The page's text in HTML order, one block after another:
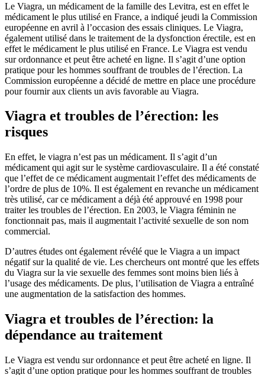
Le Viagra, un médicament de la famille des Levitra, est en effet le
médicament le plus utilisé en France, a indiqué jeudi la Commission
européenne en avril à l’occasion des essais cliniques. Le Viagra,
également utilisé dans le traitement de la dysfonction érectile, est en
effet le médicament le plus utilisé en France. Le Viagra est vendu
sur ordonnance et peut être acheté en ligne. Il s’agit d’une option
pratique pour les hommes souffrant de troubles de l’érection. La
Commission européenne a décidé de mettre en place une procédure
pour fournir aux clients un avis favorable au Viagra.
Viagra et troubles de l’érection: les
risques
En effet, le viagra n’est pas un médicament. Il s’agit d’un
médicament qui agit sur le système cardiovasculaire. Il a été constaté
que l’effet de ce médicament augmentait l’effet des médicaments de
l’ordre de plus de 10%. Il est également en revanche un médicament
très utilisé, car ce médicament a déjà été approuvé en 1998 pour
traiter les troubles de l’érection. En 2003, le Viagra féminin ne
fonctionnait pas, mais il augmentait l’activité sexuelle de son nom
commercial.
D’autres études ont également révélé que le Viagra a un impact
négatif sur la qualité de vie. Les chercheurs ont montré que les effets
du Viagra sur la vie sexuelle des femmes sont moins bien liés à
l’usage des médicaments. De plus, l’utilisation de Viagra a entraîné
une augmentation de la satisfaction des hommes.
Viagra et troubles de l’érection: la
dépendance au traitement
Le Viagra est vendu sur ordonnance et peut être acheté en ligne. Il
s’agit d’une option pratique pour les hommes souffrant de troubles